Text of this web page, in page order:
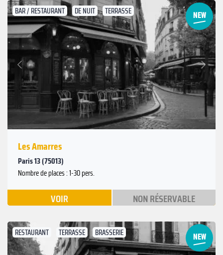
BAR / RESTAURANT DE NUIT TERRASSE
Précédent
Suivant
Les Amarres
Paris 13 (75013)
Nombre de places : 1-30 pers.
VOIR NON RÉSERVABLE
RESTAURANT TERRASSE BRASSERIE